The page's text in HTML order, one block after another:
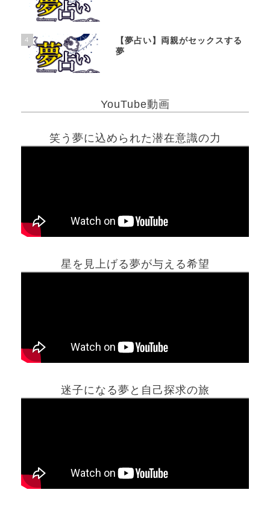
4
【夢占い】両親がセックスする
夢
YouTube動画
笑う夢に込められた潜在意識の力
星を見上げる夢が与える希望
迷子になる夢と自己探求の旅
ホーム
最新記事動画